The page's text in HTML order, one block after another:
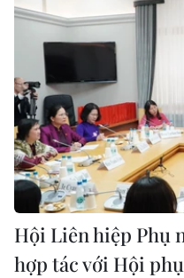
Hội Liên hiệp Phụ
hợp tác với Hội